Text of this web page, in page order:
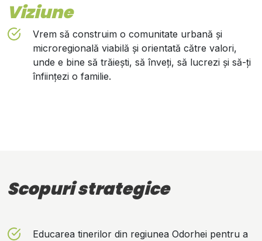
Viziune
Vrem să construim o comunitate urbană și
microregională viabilă și orientată către valori,
unde e bine să trăiești, să înveți, să lucrezi și să-ți
înființezi o familie.
Scopuri strategice
Educarea tinerilor din regiunea Odorhei pentru a